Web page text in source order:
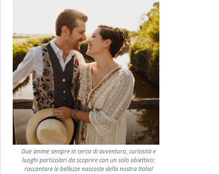
Due anime sempre in cerca di avventura, curiosità e
luoghi particolari da scoprire con un solo obiettivo:
raccontare le bellezze nascoste della nostra Italia!